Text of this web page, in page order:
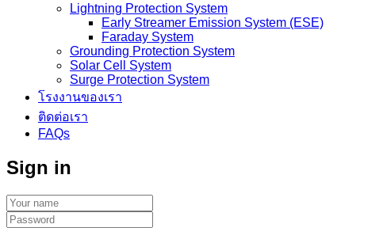
Lightning Protection System
Early Streamer Emission System (ESE)
Faraday System
Grounding Protection System
Solar Cell System
Surge Protection System
โรงงานของเรา
ติดต่อเรา
FAQs
Sign in